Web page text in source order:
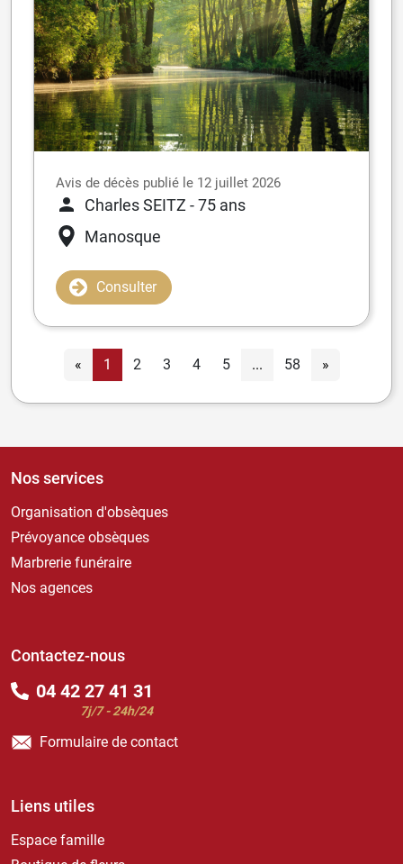
Avis de décès publié le 12 juillet 2026
Charles SEITZ - 75 ans
Manosque
Consulter
« 1 2 3 4 5 ... 58 »
Nos services
Organisation d'obsèques
Prévoyance obsèques
Marbrerie funéraire
Nos agences
Contactez-nous
04 42 27 41 31
7j/7 - 24h/24
Formulaire de contact
Liens utiles
Espace famille